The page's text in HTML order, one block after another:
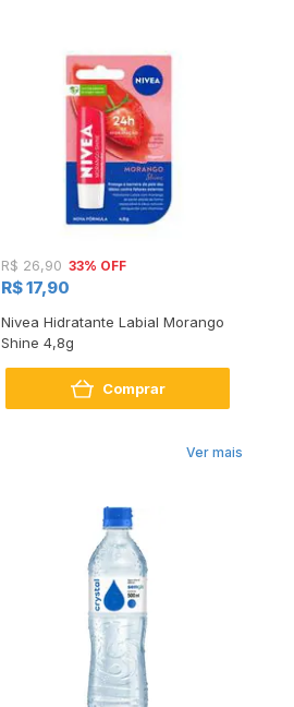
R$ 26,90 33% OFF
R$ 17,90
Nivea Hidratante Labial Morango
Shine 4,8g
Comprar
Ver mais